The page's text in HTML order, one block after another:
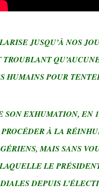
JUSQU’À NOS
TROUBLANT
HUMAINS POUR
SON EXHUMATION, EN
À LA
MAIS SANS
LE
DEPUIS